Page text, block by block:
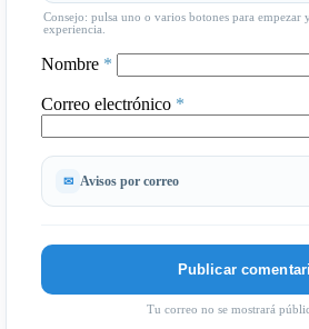
Consejo: pulsa uno o varios botones para empezar
experiencia.
Nombre *
Correo electrónico *
Avisos por correo
Tu correo no se mostrará